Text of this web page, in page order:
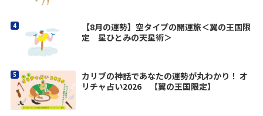
【8月の運勢】空タイプの開運旅＜翼の王国限
定 星ひとみの天星術＞
カリブの神話であなたの運勢が丸わかり！ オ
リチャ占い2026 【翼の王国限定】